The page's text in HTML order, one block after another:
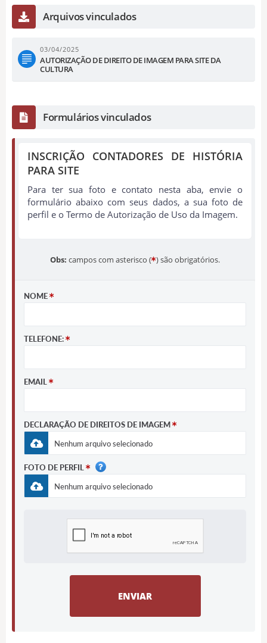
Arquivos vinculados
03/04/2025
AUTORIZAÇÃO DE DIREITO DE IMAGEM PARA SITE DA
CULTURA
Formulários vinculados
INSCRIÇÃO CONTADORES DE HISTÓRIA
PARA SITE
Para ter sua foto e contato nesta aba, envie o
formulário abaixo com seus dados, a sua foto de
perfil e o Termo de Autorização de Uso da Imagem.
Obs: campos com asterisco ( ) são obrigatórios.
NOME
TELEFONE:
EMAIL
DECLARAÇÃO DE DIREITOS DE IMAGEM
Nenhum arquivo selecionado
FOTO DE PERFIL
Nenhum arquivo selecionado
ENVIAR